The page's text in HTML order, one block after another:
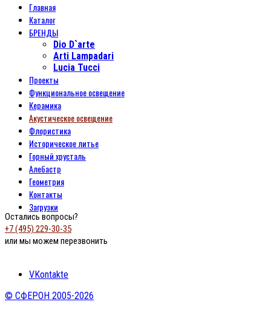
Главная
Каталог
БРЕНДЫ
Dio D`arte
Arti Lampadari
Lucia Tucci
Проекты
Функциональное освещение
Керамика
Акустическое освещение
Флористика
Историческое литье
Горный хрусталь
Алебастр
Геометрия
Контакты
Загрузки
Остались вопросы?
+7 (495) 229-30-35
или мы можем перезвонить
VKontakte
© СФЕРОН 2005-2026